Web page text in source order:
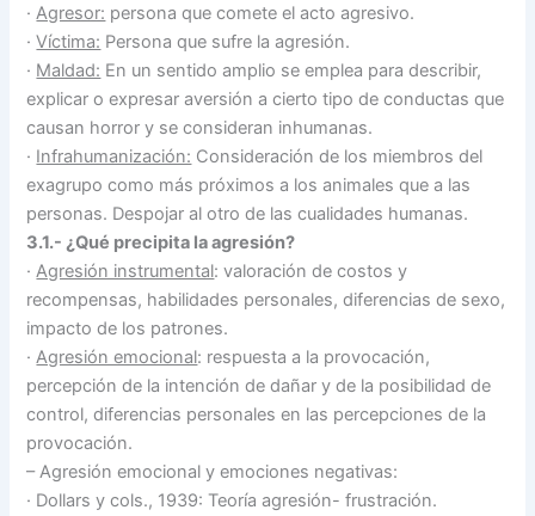
· Agresor: persona que comete el acto agresivo.
·Víctima: Persona que sufre la agresión.
· Maldad: En un sentido amplio se emplea para describir,
explicar o expresar aversión a cierto tipo de conductas que
causan horror y se consideran inhumanas.
· Infrahumanización: Consideración de los miembros del
exagrupo como más próximos a los animales que a las
personas. Despojar al otro de las cualidades humanas.
3.1.- ¿Qué precipita la agresión?
· Agresión instrumental: valoración de costos y
recompensas, habilidades personales, diferencias de sexo,
impacto de los patrones.
· Agresión emocional: respuesta a la provocación,
percepción de la intención de dañar y de la posibilidad de
control, diferencias personales en las percepciones de la
provocación.
– Agresión emocional y emociones negativas:
· Dollars y cols., 1939: Teoría agresión- frustración.